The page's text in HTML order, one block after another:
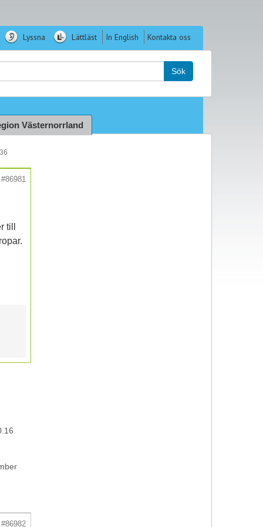
Lyssna Lättläst In English Kontakta oss
Sök
Västernorrland
#86981
till
#86982